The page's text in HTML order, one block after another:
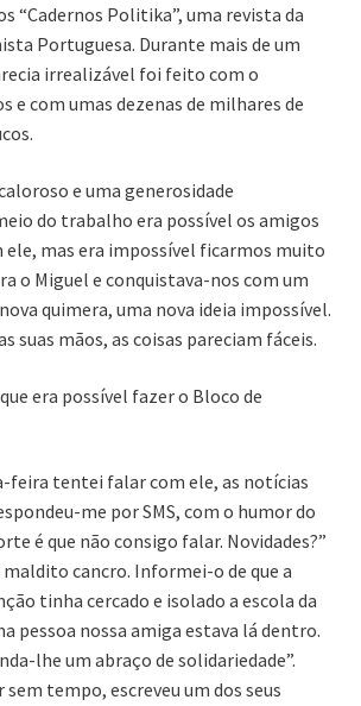
“Cadernos Politika”, uma revista da
Portuguesa. Durante mais de um
irrealizável foi feito com o
e com umas dezenas de milhares de
e uma generosidade
do trabalho era possível os amigos
ele, mas era impossível ficarmos muito
o Miguel e conquistava-nos com um
quimera, uma nova ideia impossível.
suas mãos, as coisas pareciam fáceis.
era possível fazer o Bloco de
feira tentei falar com ele, as notícias
me por SMS, com o humor do
é que não consigo falar. Novidades?”
cancro. Informei-o de que a
tinha cercado e isolado a escola da
pessoa nossa amiga estava lá dentro.
lhe um abraço de solidariedade”.
sem tempo, escreveu um dos seus